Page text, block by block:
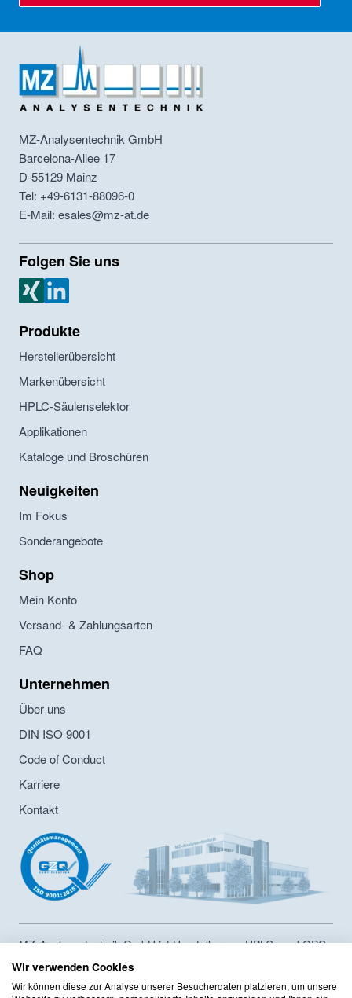
MZ-Analysentechnik GmbH
Barcelona-Allee 17
D-55129 Mainz
Tel: +49-6131-88096-0
E-Mail: esales@mz-at.de
Folgen Sie uns
MZ Analysentechnik Xing
MZ Analysentechnik LinkedIn
Produkte
Herstellerübersicht
Markenübersicht
HPLC-Säulenselektor
Applikationen
Kataloge und Broschüren
Neuigkeiten
Im Fokus
Sonderangebote
Shop
Mein Konto
Versand- & Zahlungsarten
FAQ
Unternehmen
Über uns
DIN ISO 9001
Code of Conduct
Karriere
Kontakt
MZ-Analysentechnik GmbH ist Hersteller von HPLC- und GPC-
Säulen sowie Lieferant von Chromatographiesäulen und
Zubehör seit 1986. Das Unternehmen hat ein
Innerbertriebliches Compliance Programm sowie ein
Wir verwenden Cookies
Wir können diese zur Analyse unserer Besucherdaten platzieren, um unsere